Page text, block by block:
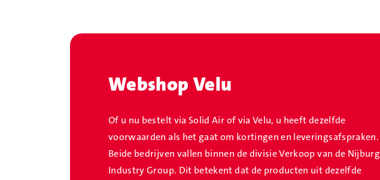
Webshop Velu
Of u nu bestelt via Solid Air of via Velu, u heeft dezelfde
voorwaarden als het gaat om kortingen en leveringsafspraken.
Beide bedrijven vallen binnen de divisie Verkoop van de Nijburg
Industry Group. Dit betekent dat de producten uit dezelfde